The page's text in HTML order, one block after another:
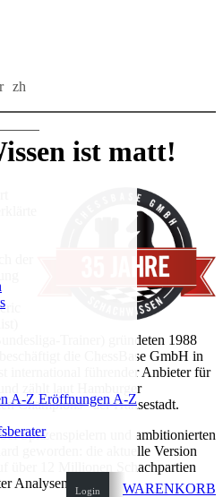
zh
A-Z Eröffnungen A-Z
Login
WARENKORB
ist matt!
der
Trainer) gründeten 1988
die ChessBase GmbH in
international führender Anbieter für
zählt laut Hamburger
Champions“ der Hansestadt.
Spitzenspielern und ambitionierten
geworden: die aktuelle Version
über 12 Millionen Schachpartien
Analysen.